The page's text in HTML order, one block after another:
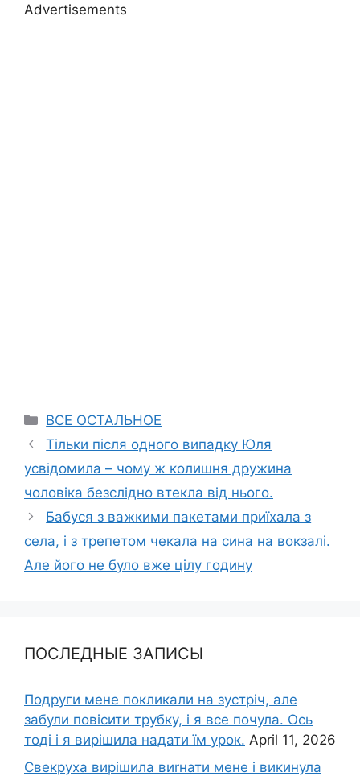
Advertisements
Categories
ВСЕ ОСТАЛЬНОЕ
Тільки після одного випадку Юля
усвідомила – чому ж колишня дружина
чоловіка безслідно втекла від нього.
Бабуся з важкими пакетами приїхала з
села, і з трепетом чекала на сина на вокзалі.
Але його не було вже цілу годину
ПОСЛЕДНЫЕ ЗАПИСЫ
Подруги мене покликали на зустріч, але
забули повісити трубку, і я все почула. Ось
тоді і я вирішила надати їм урок. April 11, 2026
Свекруха вирішила виrнати мене і викинула